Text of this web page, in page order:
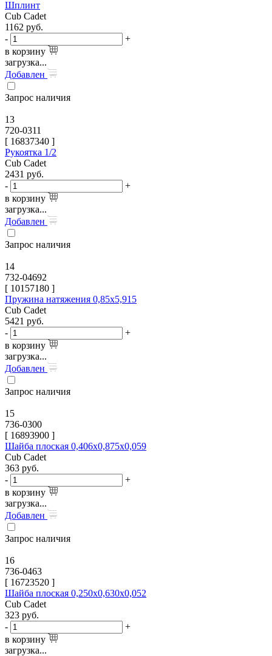
Шплинт
Cub Cadet
1162 руб.
-
+
в корзину
загрузка...
Добавлен
Запрос наличия
13
720-0311
[ 16837340 ]
Рукоятка 1/2
Cub Cadet
2431 руб.
-
+
в корзину
загрузка...
Добавлен
Запрос наличия
14
732-04692
[ 10157180 ]
Пружина натяжения 0,85х5,915
Cub Cadet
5421 руб.
-
+
в корзину
загрузка...
Добавлен
Запрос наличия
15
736-0300
[ 16893900 ]
Шайба плоская 0,406х0,875х0,059
Cub Cadet
363 руб.
-
+
в корзину
загрузка...
Добавлен
Запрос наличия
16
736-0463
[ 16723520 ]
Шайба плоская 0,250x0,630x0,052
Cub Cadet
323 руб.
-
+
в корзину
загрузка...